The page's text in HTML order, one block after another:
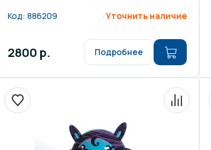
Код: 886209 Уточнить наличие
2800 р. Подробнее